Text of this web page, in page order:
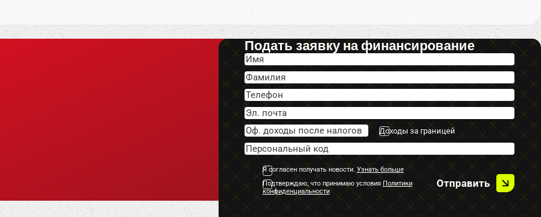
Подать заявку на финансирование
Доходы за границей
Я согласен получать новости. Узнать больше
Подтверждаю, что принимаю условия Политики
конфиденциальности
Отправить